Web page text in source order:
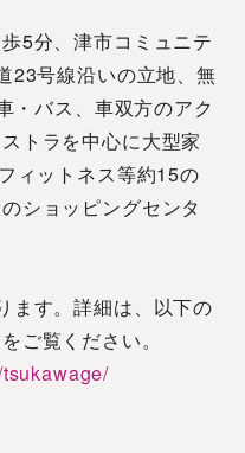
5分、津市コミュニテ
23号線沿いの立地、無
・バス、車双方のアク
トラを中心に大型家
ィットネス等約15の
ショッピングセンタ
ます。詳細は、以下の
ご覧ください。